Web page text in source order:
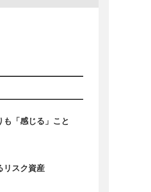
も「感じる」こと
リスク資産